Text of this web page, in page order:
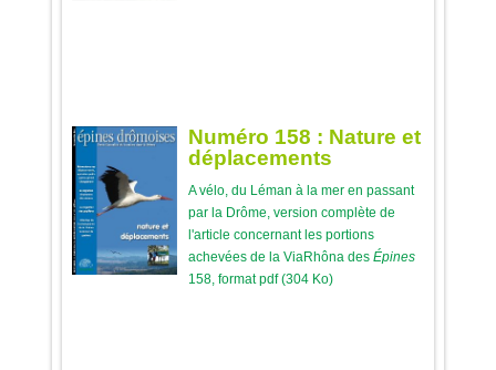
Numéro 158 : Nature et
déplacements
A vélo, du Léman à la mer en passant
par la Drôme, version complète de
l'article concernant les portions
achevées de la ViaRhôna des Épines
158, format pdf (304 Ko)